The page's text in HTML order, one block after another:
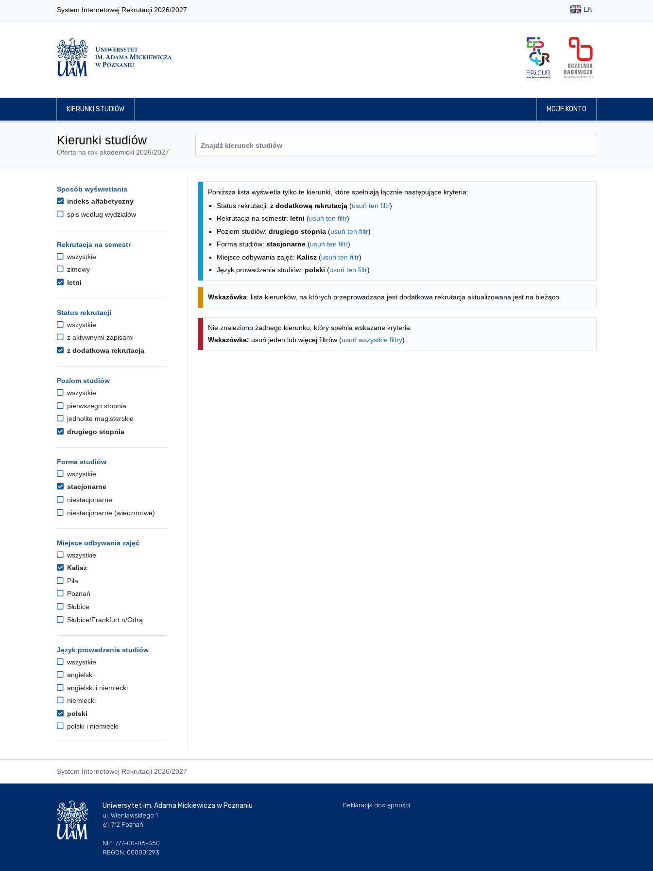
System Internetowej Rekrutacji 2026/2027 EN
KIERUNKI STUDIÓW MOJE KONTO
Kierunki studiów
Oferta na rok akademicki 2026/2027
Opcje filtrowania kierunków studiów
Przejdź do listy kierunków
Sposób wyświetlania
indeks alfabetyczny
spis według wydziałów
Rekrutacja na semestr
wszystkie
zimowy
letni
Status rekrutacji
wszystkie
z aktywnymi zapisami
z dodatkową rekrutacją
Poziom studiów
wszystkie
pierwszego stopnia
jednolite magisterskie
drugiego stopnia
Forma studiów
wszystkie
stacjonarne
niestacjonarne
niestacjonarne (wieczorowe)
Miejsce odbywania zajęć
wszystkie
Kalisz
Piła
Poznań
Słubice
Słubice/Frankfurt n/Odrą
Język prowadzenia studiów
wszystkie
angielski
angielski i niemiecki
niemiecki
polski
polski i niemiecki
Lista kierunków - indeks alfabetyczny
Poniższa lista wyświetla tylko te kierunki, które spełniają łącznie następujące kryteria:
Status rekrutacji: z dodatkową rekrutacją (usuń ten filtr)
Rekrutacja na semestr: letni (usuń ten filtr)
Poziom studiów: drugiego stopnia (usuń ten filtr)
Forma studiów: stacjonarne (usuń ten filtr)
Miejsce odbywania zajęć: Kalisz (usuń ten filtr)
Język prowadzenia studiów: polski (usuń ten filtr)
Wskazówka: lista kierunków, na których przeprowadzana jest dodatkowa rekrutacja aktualizowana jest na bieżąco.
Nie znaleziono żadnego kierunku, który spełnia wskazane kryteria.
Wskazówka: usuń jeden lub więcej filtrów (usuń wszystkie filtry).
System Internetowej Rekrutacji 2026/2027
Uniwersytet im. Adama Mickiewicza w Poznaniu
ul. Wieniawskiego 1
61-712 Poznań
NIP: 777-00-06-350
REGON: 000001293
Deklaracja dostępności